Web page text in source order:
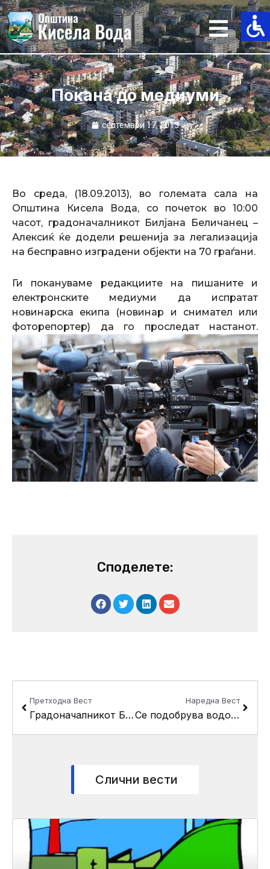
Skip
to
content
Покана до медиуми
септември 17, 2013
Во среда, (18.09.2013), во големата сала на
Општина Кисела Вода, со почеток во 10:00
часот, градоначалникот Билјана Беличанец –
Алексиќ ќе додели решенија за легализација
на бесправно изградени објекти на 70 граѓани.
Ги покануваме редакциите на пишаните и
електронските медиуми да испратат
новинарска екипа (новинар и снимател или
фоторепортер) да го проследат настанот.
Споделете:
Претходна Вест
Градоначалникот Беличанец – Алексиќ додели благодарници на реализаторите на проектот за обновување на 100 пешачки премини во Кисела Вода
Наредна Вест
Се подобрува водоводната мрежа во “Порупи”
Слични вести